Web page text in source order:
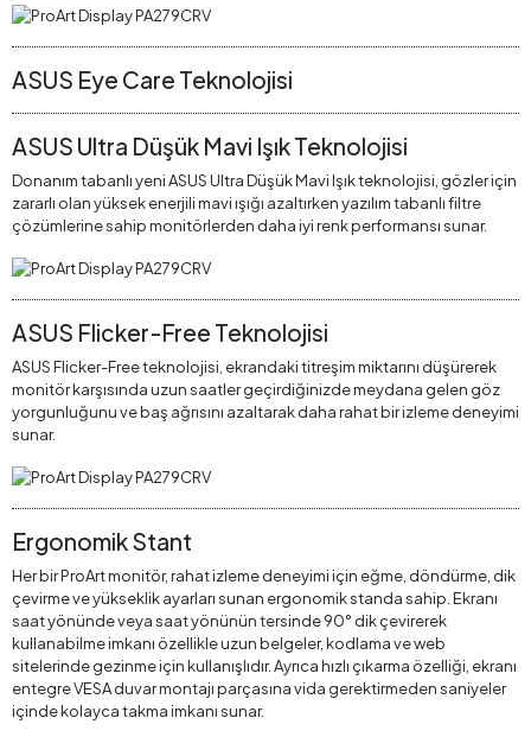
ASUS Eye Care Teknolojisi
ASUS Ultra Düşük Mavi Işık Teknolojisi
Donanım tabanlı yeni ASUS Ultra Düşük Mavi Işık teknolojisi, gözler için
zararlı olan yüksek enerjili mavi ışığı azaltırken yazılım tabanlı filtre
çözümlerine sahip monitörlerden daha iyi renk performansı sunar.
ASUS Flicker-Free Teknolojisi
ASUS Flicker-Free teknolojisi, ekrandaki titreşim miktarını düşürerek
monitör karşısında uzun saatler geçirdiğinizde meydana gelen göz
yorgunluğunu ve baş ağrısını azaltarak daha rahat bir izleme deneyimi
sunar.
Ergonomik Stant
Her bir ProArt monitör, rahat izleme deneyimi için eğme, döndürme, dik
çevirme ve yükseklik ayarları sunan ergonomik standa sahip. Ekranı
saat yönünde veya saat yönünün tersinde 90° dik çevirerek
kullanabilme imkanı özellikle uzun belgeler, kodlama ve web
sitelerinde gezinme için kullanışlıdır. Ayrıca hızlı çıkarma özelliği, ekranı
entegre VESA duvar montajı parçasına vida gerektirmeden saniyeler
içinde kolayca takma imkanı sunar.